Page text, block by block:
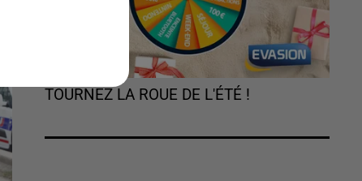
TOURNEZ LA ROUE DE L'ÉTÉ !